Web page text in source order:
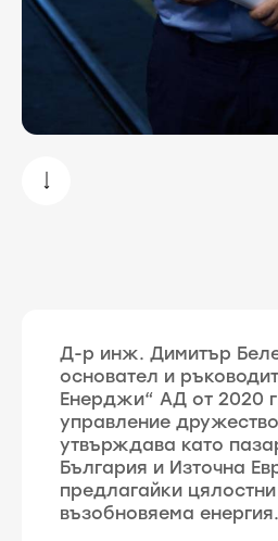
Д-р инж. Димитър
основател и
Енерджи“ АД от 2020
управление
утвърждава като
България и Източна
предлагайки
възобновяема енергия.